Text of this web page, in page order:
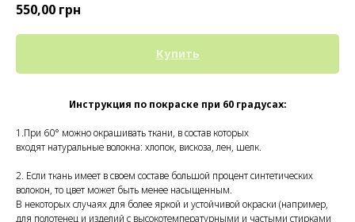
550,00 грн
Купить
Инструкция по покраске при 60 градусах:
1.При 60° можно окрашивать ткани, в состав которых
входят натуральные волокна: хлопок, вискоза, лен, шелк.
2. Если ткань имеет в своем составе большой процент синтетических
волокон, то цвет может быть менее насыщенным.
В некоторых случаях для более яркой и устойчивой окраски (например,
для полотенец и изделий с высокотемпературными и частыми стирками